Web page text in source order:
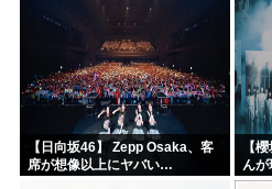
【日向坂46】 Zepp Osaka、客
席が想像以上にヤバい…
【
んが